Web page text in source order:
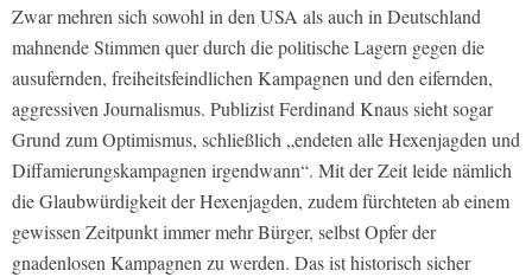
Zwar mehren sich sowohl in den USA als auch in Deutschland
mahnende Stimmen quer durch die politische Lagern gegen die
ausufernden, freiheitsfeindlichen Kampagnen und den eifernden,
aggressiven Journalismus. Publizist Ferdinand Knaus sieht sogar
Grund zum Optimismus, schließlich „endeten alle Hexenjagden und
Diffamierungskampagnen irgendwann“. Mit der Zeit leide nämlich
die Glaubwürdigkeit der Hexenjagden, zudem fürchteten ab einem
gewissen Zeitpunkt immer mehr Bürger, selbst Opfer der
gnadenlosen Kampagnen zu werden. Das ist historisch sicher